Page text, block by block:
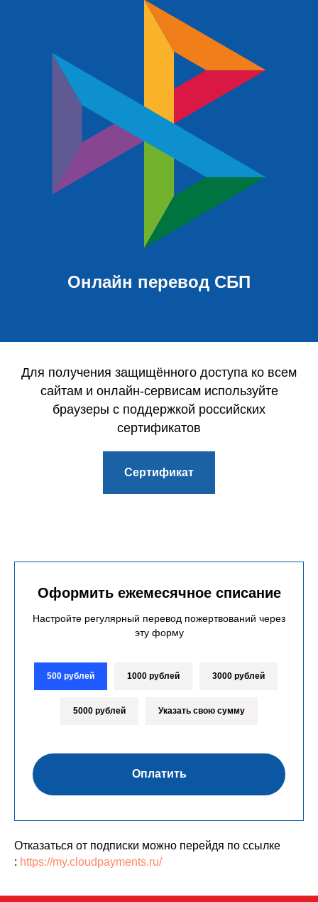
Онлайн перевод СБП
Для получения защищённого доступа ко всем
сайтам и онлайн-сервисам используйте
браузеры с поддержкой российских
сертификатов
Сертификат
Оформить ежемесячное списание
Настройте регулярный перевод пожертвований через
эту форму
500 рублей 1000 рублей 3000 рублей
5000 рублей Указать свою сумму
Оплатить
Отказаться от подписки можно перейдя по ссылке
: https://my.cloudpayments.ru/